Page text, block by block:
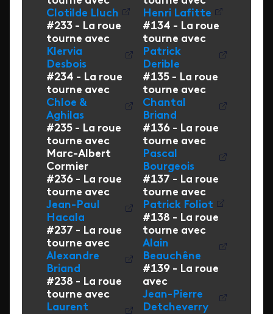
Clotilde Lluch
#233 - La roue
tourne avec
Klervia
Desbois
#234 - La roue
tourne avec
Chloe &
Aghilas
#235 - La roue
tourne avec
Marc-Albert
Cormier
#236 - La roue
tourne avec
Jean-Paul
Hacala
#237 - La roue
tourne avec
Alexandre
Briand
#238 - La roue
tourne avec
Laurent
Henri Lafitte
#134 - La roue
tourne avec
Patrick
Derible
#135 - La roue
tourne avec
Chantal
Briand
#136 - La roue
tourne avec
Pascal
Bourgeois
#137 - La roue
tourne avec
Patrick Foliot
#138 - La roue
tourne avec
Alain
Beauchêne
#139 - La roue
avec
Jean-Pierre
Detcheverry